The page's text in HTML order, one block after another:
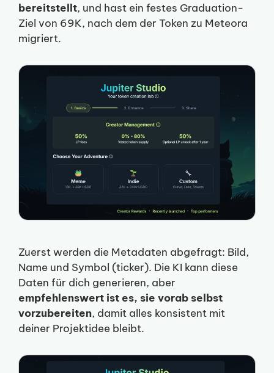
bereitstellt, und hast ein festes Graduation-
Ziel von 69K, nach dem der Token zu Meteora
migriert.
Zuerst werden die Metadaten abgefragt: Bild,
Name und Symbol (ticker). Die KI kann diese
Daten für dich generieren, aber
empfehlenswert ist es, sie vorab selbst
vorzubereiten, damit alles konsistent mit
deiner Projektidee bleibt.